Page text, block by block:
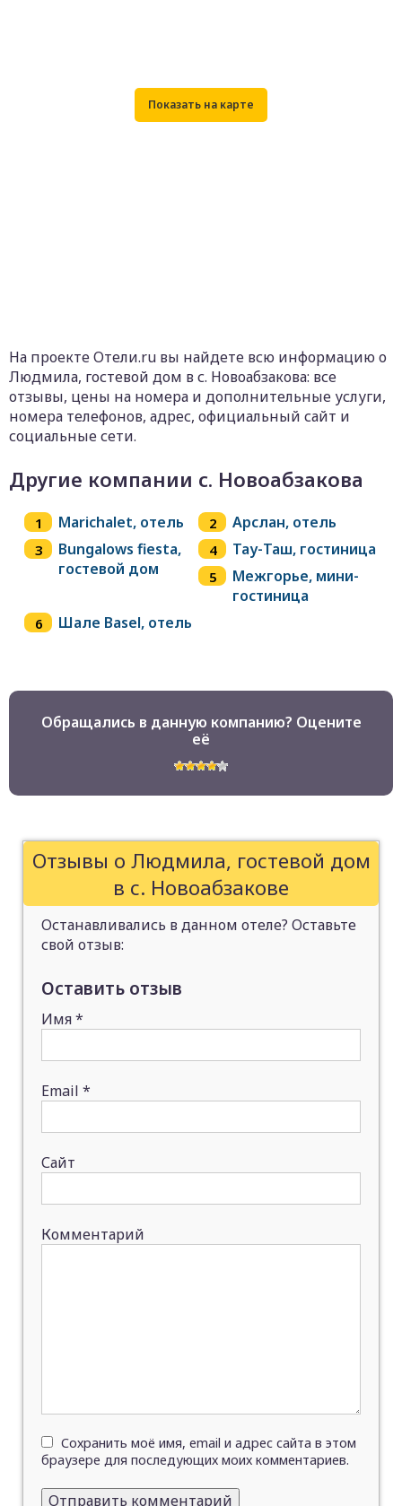
На проекте Отели.ru вы найдете всю информацию о
Людмила, гостевой дом в с. Новоабзакова: все
отзывы, цены на номера и дополнительные услуги,
номера телефонов, адрес, официальный сайт и
социальные сети.
Другие компании с. Новоабзакова
Marichalet, отель
Арслан, отель
Bungalows fiesta,
гостевой дом
Тау-Таш, гостиница
Межгорье, мини-
гостиница
Шале Basel, отель
Обращались в данную компанию? Оцените
её
Отзывы о Людмила, гостевой дом
в с. Новоабзакове
Останавливались в данном отеле? Оставьте
свой отзыв:
Оставить отзыв
Имя*
Email *
Сайт
Комментарий
Сохранить моё имя, email и адрес сайта в этом
браузере для последующих моих комментариев.